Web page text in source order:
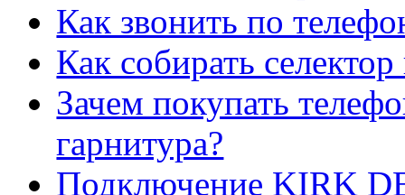
Как звонить по
Как собирать
Зачем покупать
гарнитура?
Подключение KIRK